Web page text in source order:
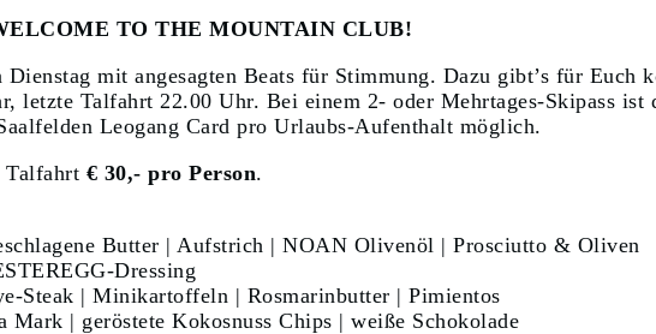
TO THE MOUNTAIN CLUB!
mit angesagten Beats für Stimmung. Dazu gibt’s für Euch
letzte Talfahrt 22.00 Uhr. Bei einem 2- oder Mehrtages-Skipass
Leogang Card pro Urlaubs-Aufenthalt möglich.
Talfahrt € 30,- pro Person.
Butter | Aufstrich | NOAN Olivenöl | Prosciutto & Oliven
Dressing
Steak | Minikartoffeln | Rosmarinbutter | Pimientos
Mark | geröstete Kokosnuss Chips | weiße Schokolade